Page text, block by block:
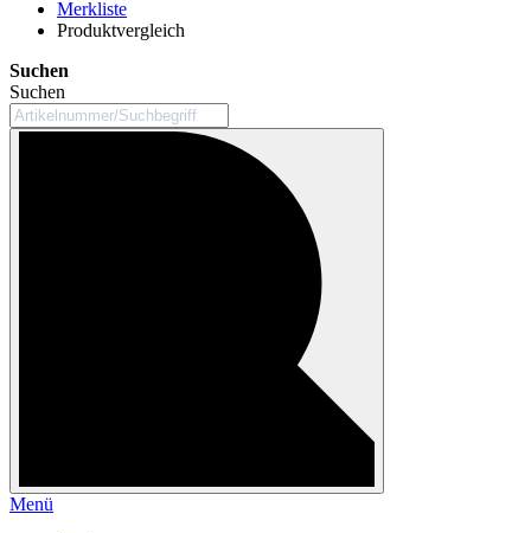
Merkliste
Produktvergleich
Suchen
Suchen
Menü